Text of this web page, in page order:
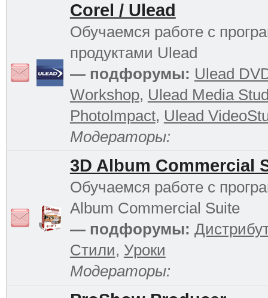
Corel / Ulead
Обучаемся работе с
продуктами Ulead
— подфорумы: Ulead
Workshop, Ulead Media
PhotoImpact, Ulead
Модераторы:
3D Album Commercial
Обучаемся работе с
Album Commercial Suite
— подфорумы:
Стили, Уроки
Модераторы: